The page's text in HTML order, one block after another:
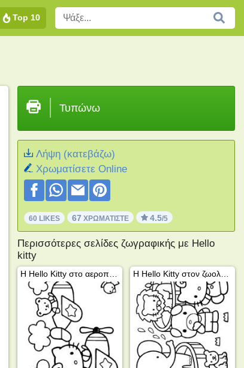
Top 10
Τυπώνω
Λήψη (κατεβάζω)
Xρωματίσετε Online
60 LIKES 67 ΧΡΩΜΑΤΊΣΤΕ 4.5/5
Περισσότερες σελίδες ζωγραφικής με Hello
kitty
Η Hello Kitty στον ζωολογικό κήπο